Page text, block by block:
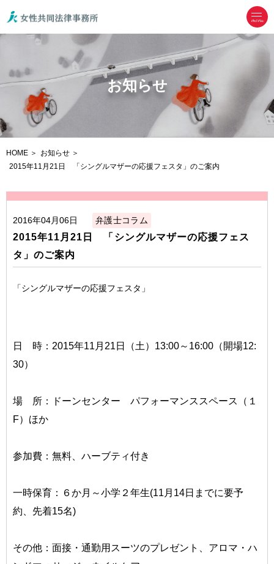
menu
お知らせ
HOME
お知らせ
2015年11月21日 「シングルマザーの応援フェスタ」のご案内
2016年04月06日 弁護士コラム
2015年11月21日 「シングルマザーの応援フェス
タ」のご案内
「シングルマザーの応援フェスタ」
日 時：2015年11月21日（土）13:00～16:00（開場12:
30）
場 所：ドーンセンター パフォーマンススペース（１
F）ほか
参加費：無料、ハーブティ付き
一時保育：６か月～小学２年生(11月14日までに要予
約、先着15名)
その他：面接・通勤用スーツのプレゼント、アロマ・ハ